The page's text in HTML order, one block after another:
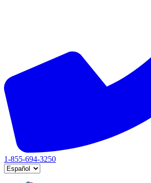
1-855-694-3250